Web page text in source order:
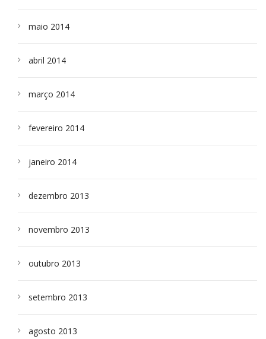
maio 2014
abril 2014
março 2014
fevereiro 2014
janeiro 2014
dezembro 2013
novembro 2013
outubro 2013
setembro 2013
agosto 2013